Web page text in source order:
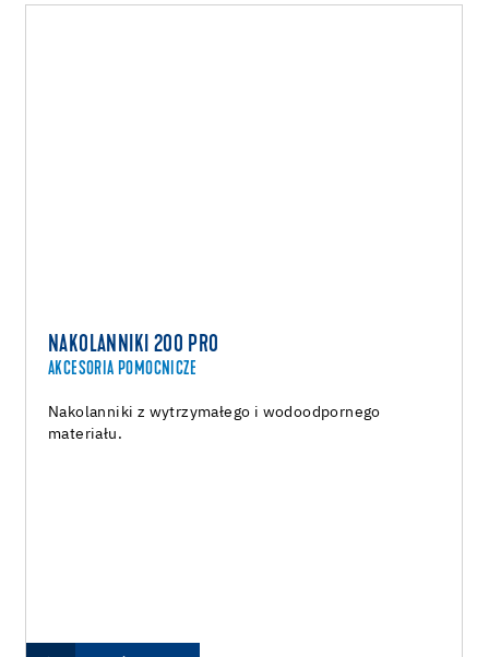
NAKOLANNIKI 200 PRO
AKCESORIA POMOCNICZE
Nakolanniki z wytrzymałego i wodoodpornego
materiału.